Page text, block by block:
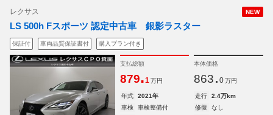
NEW
レクサス
LS 500h Fスポーツ 認定中古車 銀影ラスター
保証付 車両品質保証書付 購入プラン付き
支払総額
879.1 万円
本体価格
863. 0 万円
年式 2021年 走行
2.4万km
車検
車検整備付 修復
なし